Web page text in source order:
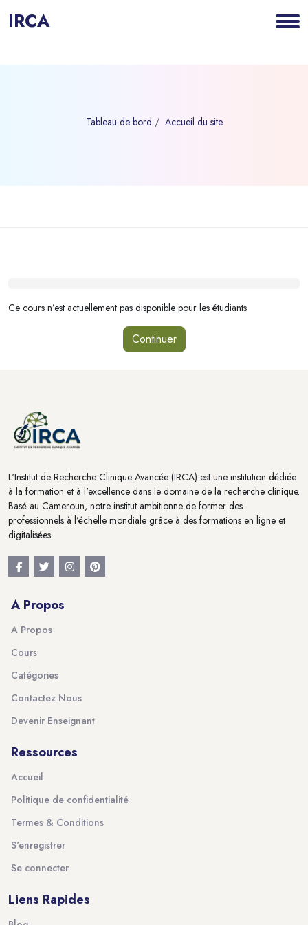
IRCA
Tableau de bord Accueil du site
Blocs
Ce cours n’est actuellement pas disponible pour les étudiants
Continuer
L'Institut de Recherche Clinique Avancée (IRCA) est une institution dédiée
à la formation et à l'excellence dans le domaine de la recherche clinique.
Basé au Cameroun, notre institut ambitionne de former des
professionnels à l’échelle mondiale grâce à des formations en ligne et
digitalisées.
A Propos
A Propos
Cours
Catégories
Contactez Nous
Devenir Enseignant
Ressources
Accueil
Politique de confidentialité
Termes & Conditions
S'enregistrer
Se connecter
Liens Rapides